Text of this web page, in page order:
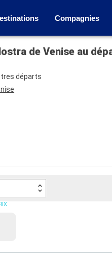
Compagnies
de Venise au
départs